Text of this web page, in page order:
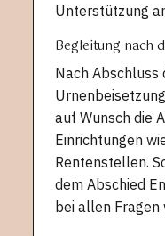
Unterstützung
Begleitung nach
Nach Abschluss
auf Wunsch die
Einrichtungen
Rentenstellen.
dem Abschied
bei allen